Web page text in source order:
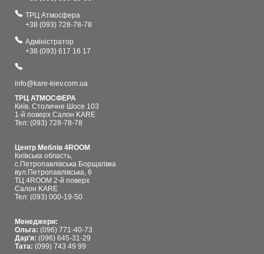
ТРЦ Атмосфера
+38 (093) 728-78-78
Адміністратор
+38 (093) 617 16 17
info@kare-kiev.com.ua
ТРЦ АТМОСФЕРА
Київ. Столичне Шосе 103
1-й поверх Салон KARE
Тел: (093) 728-78-78
Центр Меблів 4ROOM
Київська область,
с.Петропавлівська Борщагівка
вул.Петропавлівська, 6
ТЦ 4ROOM 2-й поверх
Салон KARE
Тел: (093) 000-19-50
Менеджери:
Ольга: (096) 771-40-73
Дар'я: (096) 645-31-29
Тата: (099) 743 49 99